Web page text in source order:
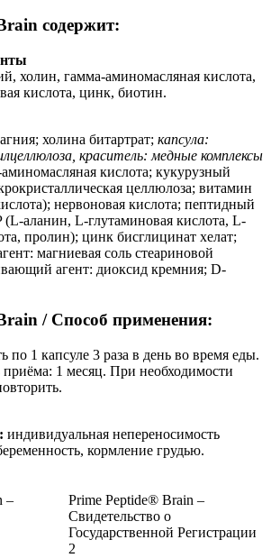
содержит:
холин, гамма-аминомасляная кислота,
кислота, цинк, биотин.
холина битартрат; капсула:
краситель: медные комплексы
кислота; кукурузный
целлюлоза; витамин
нервоновая кислота; пептидный
аланин, L-глутаминовая кислота, L-
пролин); цинк бисглицинат хелат;
магниевая соль стеариновой
агент: диоксид кремния; D-
/ Способ применения:
1 капсуле 3 раза в день во время еды.
1 месяц. При необходимости
индивидуальная непереносимость
кормление грудью.
–
Prime Peptide® Brain –
Свидетельство о
Государственной Регистрации
2